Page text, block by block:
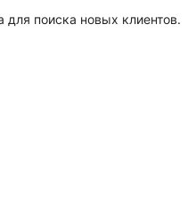
поиска новых клиентов.